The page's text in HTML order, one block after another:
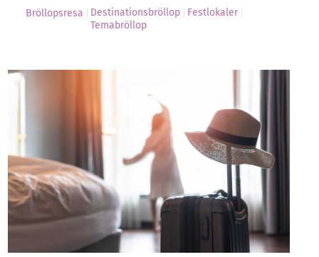
Bröllopsresa Destinationsbröllop
Festlokaler
Temabröllop